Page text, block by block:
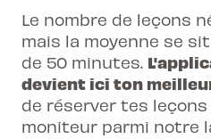
Le nombre de leçons
mais la moyenne se
de 50 minutes.
devient ici ton
de réserver tes leçons
moniteur parmi notre